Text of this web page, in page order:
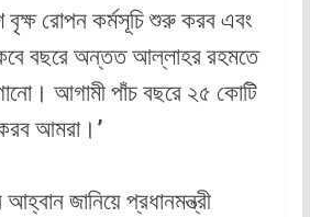
বৃক্ষ রোপন কর্মসূচি শুরু করব এবং
বছরে অন্তত আল্লাহর রহমতে
আগামী পাঁচ বছরে ২৫ কোটি
আমরা।’
জানিয়ে প্রধানমন্ত্রী